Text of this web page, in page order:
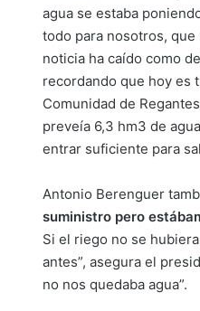
agua se estaba
todo para nosotros,
noticia ha caído como
recordando que hoy es
Comunidad de
preveía 6,3 hm3 de
entrar suficiente para
Antonio Berenguer
suministro pero
Si el riego no se
antes”, asegura el
no nos quedaba agua”.